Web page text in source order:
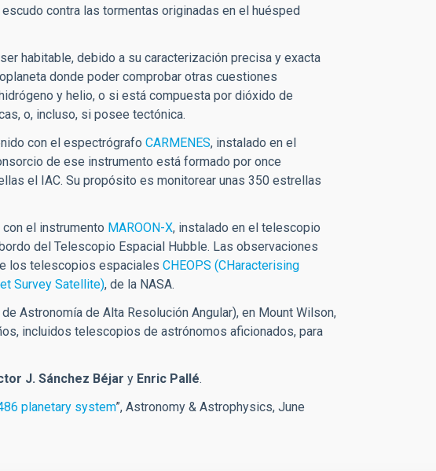
contra las tormentas originadas en el huésped
habitable, debido a su caracterización precisa y exacta
donde poder comprobar otras cuestiones
y helio, o si está compuesta por dióxido de
o, incluso, si posee tectónica.
con el espectrógrafo CARMENES, instalado en el
de ese instrumento está formado por once
el IAC. Su propósito es monitorear unas 350 estrellas
el instrumento MAROON-X, instalado en el telescopio
del Telescopio Espacial Hubble. Las observaciones
los telescopios espaciales CHEOPS (CHaracterising
Survey Satellite), de la NASA.
Astronomía de Alta Resolución Angular), en Mount Wilson,
incluidos telescopios de astrónomos aficionados, para
J. Sánchez Béjar y Enric Pallé.
planetary system”, Astronomy & Astrophysics, June